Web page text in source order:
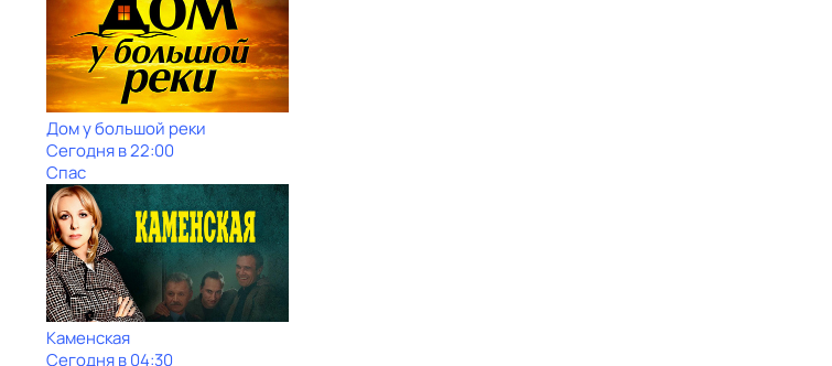
Дом у большой реки
Сегодня в 22:00
Спас
Каменская
Сегодня в 04:30